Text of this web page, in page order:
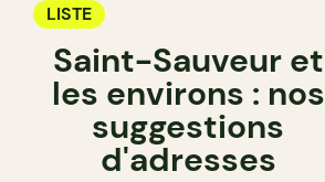
LISTE
Saint-Sauveur et
les environs : nos
suggestions
d'adresses